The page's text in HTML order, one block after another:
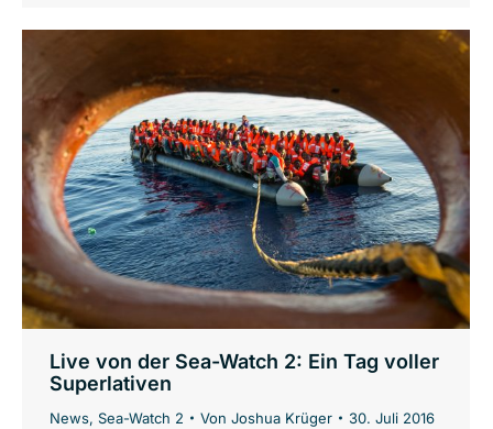
Live von der Sea-Watch 2: Ein Tag voller
Superlativen
News, Sea-Watch 2 Von Joshua Krüger 30. Juli 2016